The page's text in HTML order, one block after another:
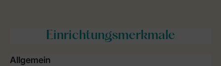
Einrichtungsmerkmale
Allgemein